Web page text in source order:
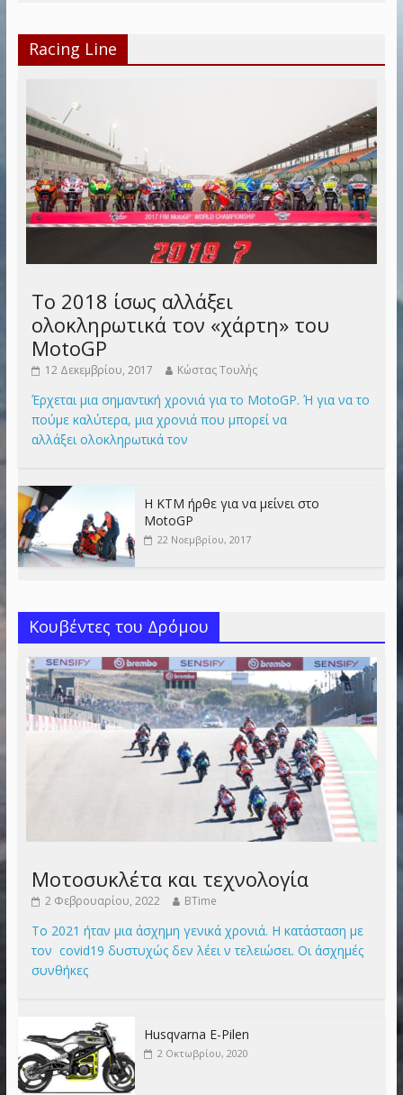
Racing Line
Το 2018 ίσως αλλάξει
ολοκληρωτικά τον «χάρτη» του
MotoGP
12 Δεκεμβρίου, 2017 Κώστας Τουλής
Έρχεται μια σημαντική χρονιά για το MotoGP. Ή για να το
πούμε καλύτερα, μια χρονιά που μπορεί να
αλλάξει ολοκληρωτικά τον
Η KTM ήρθε για να μείνει στο
MotoGP
22 Νοεμβρίου, 2017
Κουβέντες του Δρόμου
Μοτοσυκλέτα και τεχνολογία
2 Φεβρουαρίου, 2022 BTime
Το 2021 ήταν μια άσχημη γενικά χρονιά. Η κατάσταση με
τον covid19 δυστυχώς δεν λέει ν τελειώσει. Οι άσχημές
συνθήκες
Husqvarna E-Pilen
2 Οκτωβρίου, 2020